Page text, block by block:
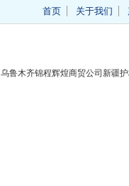
首页 关于我们
乌鲁木齐锦程辉煌商贸公司新疆